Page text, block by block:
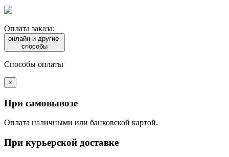
Оплата заказа:
онлайн и другие
способы
Способы оплаты
×
При самовывозе
Оплата наличными или банковской картой.
При курьерской доставке